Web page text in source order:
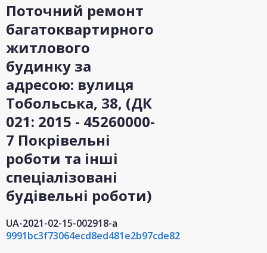
Поточний ремонт
багатоквартирного
житлового
будинку за
адресою: вулиця
Тобольська, 38, (ДК
021: 2015 - 45260000-
7 Покрівельні
роботи та інші
спеціалізовані
будівельні роботи)
UA-2021-02-15-002918-a
9991bc3f73064ecd8ed481e2b97cde82